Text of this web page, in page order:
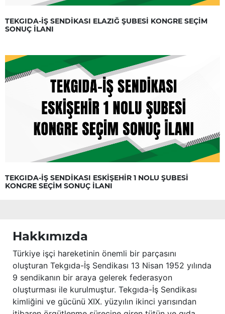
TEKGIDA-İŞ SENDİKASI ELAZIĞ ŞUBESİ KONGRE SEÇİM
SONUÇ İLANI
TEKGIDA-İŞ SENDİKASI ESKİŞEHİR 1 NOLU ŞUBESİ
KONGRE SEÇİM SONUÇ İLANI
Hakkımızda
Türkiye işçi hareketinin önemli bir parçasını
oluşturan Tekgıda-İş Sendikası 13 Nisan 1952 yılında
9 sendikanın bir araya gelerek federasyon
oluşturması ile kurulmuştur. Tekgıda-İş Sendikası
kimliğini ve gücünü XIX. yüzyılın ikinci yarısından